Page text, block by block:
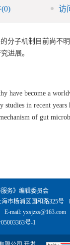
(0) 访
分子机制目前尚不
进展。
have become a
in recent years
of gut
务》编辑委员会
海市杨浦区国和路325号
E-mail: yxsjzzs@163.com
号-1